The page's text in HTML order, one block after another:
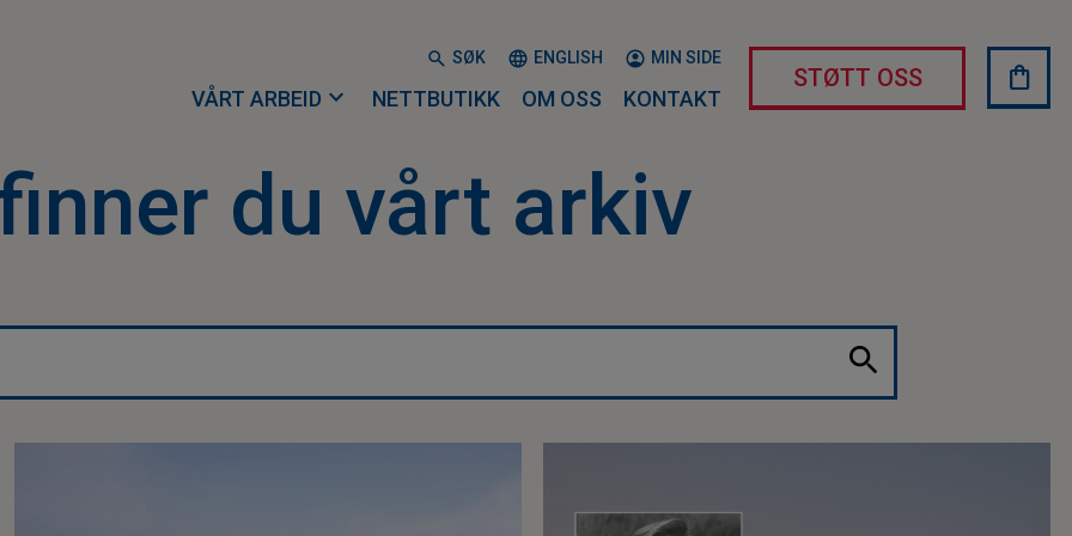
SØK ENGLISH MIN SIDE
VÅRT ARBEID expand_more NETTBUTIKK OM OSS KONTAKT
STØTT OSS shopping_bag
du vårt arkiv